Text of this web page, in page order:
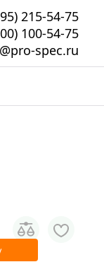
215-54-75
100-54-75
spec.ru